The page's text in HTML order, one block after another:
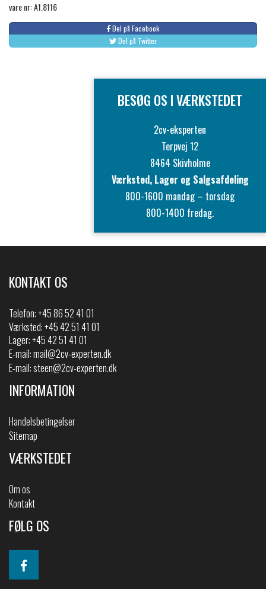
vare nr: A1.8116
Del på Facebook
Del på Twitter
BESØG OS I VÆRKSTEDET
2cv-eksperten
Terpvej 12
8464 Skivholme
Værksted, Lager og Salgsafdeling
800-1600 mandag – torsdag
800-1400 fredag.
KONTAKT OS
Telefon:+45 86 52 41 01
Værksted: +45 42 51 41 01
Lager: +45 42 51 41 01
E-mail:mail@2cv-experten.dk
E-mail:steen@2cv-experten.dk
INFORMATION
Handelsbetingelser
Sitemap
VÆRKSTEDET
Om os
Kontakt
FØLG OS